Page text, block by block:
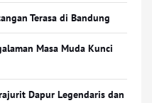
Terasa di Bandung
Masa Muda Kunci
Dapur Legendaris dan